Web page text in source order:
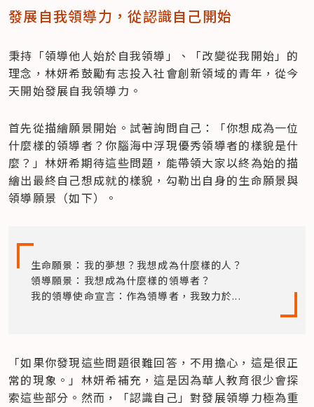
發展自我領導力，從認識自己開始
秉持「領導他人始於自我領導」、「改變從我開始」的
理念，林妍希鼓勵有志投入社會創新領域的青年，從今
天開始發展自我領導力。
首先從描繪願景開始。試著詢問自己：「你想成為一位
什麼樣的領導者？你腦海中浮現優秀領導者的樣貌是什
麼？」林妍希期待這些問題，能帶領大家以終為始的描
繪出最終自己想成就的樣貌，勾勒出自身的生命願景與
領導願景（如下）。
生命願景：我的夢想？我想成為什麼樣的人？
領導願景：我想成為什麼樣的領導者？
我的領導使命宣言：作為領導者，我致力於...
「如果你發現這些問題很難回答，不用擔心，這是很正
常的現象。」林妍希補充，這是因為華人教育很少會探
索這些部分。然而，「認識自己」對發展領導力極為重